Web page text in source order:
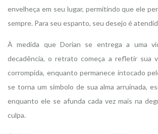
envelheça em seu lugar, permitindo que ele
sempre. Para seu espanto, seu desejo é
À medida que Dorian se entrega a uma
decadência, o retrato começa a refletir sua
corrompida, enquanto permanece intocado
se torna um símbolo de sua alma arruinada,
enquanto ele se afunda cada vez mais na
culpa.